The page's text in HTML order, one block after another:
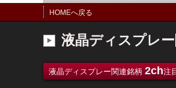
HOMEへ戻る
液晶ディスプレ
液晶ディスプレー関連銘柄 2ch注